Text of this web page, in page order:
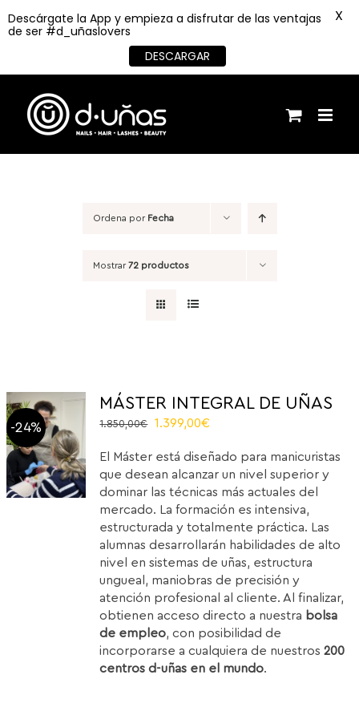
contenido
Ordena por Fecha
Mostrar72 productos
-24%
MÁSTER INTEGRAL DE UÑAS
1.850,00€
El
original
era:
1.850,00€.
1.399,00€
actual
es:
1.399,00€.
El Máster está diseñado para manicuristas
que desean alcanzar un nivel superior y
dominar las técnicas más actuales del
mercado. La formación es intensiva,
estructurada y totalmente práctica. Las
alumnas desarrollarán habilidades de alto
nivel en sistemas de uñas, estructura
ungueal, maniobras de precisión y
atención profesional al cliente. Al finalizar,
obtienen acceso directo a nuestra bolsa
de empleo, con posibilidad de
incorporarse a cualquiera de nuestros200
centros d-uñas en el mundo.
Descárgate la App y empieza a disfrutar de las ventajas
de ser #d_uñaslovers
DESCARGAR
X